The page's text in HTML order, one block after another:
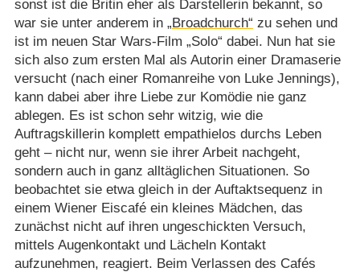
sonst ist die Britin eher als Darstellerin bekannt, so
war sie unter anderem in „Broadchurch“ zu sehen und
ist im neuen Star Wars-Film „Solo“ dabei. Nun hat sie
sich also zum ersten Mal als Autorin einer Dramaserie
versucht (nach einer Romanreihe von Luke Jennings),
kann dabei aber ihre Liebe zur Komödie nie ganz
ablegen. Es ist schon sehr witzig, wie die
Auftragskillerin komplett empathielos durchs Leben
geht – nicht nur, wenn sie ihrer Arbeit nachgeht,
sondern auch in ganz alltäglichen Situationen. So
beobachtet sie etwa gleich in der Auftaktsequenz in
einem Wiener Eiscafé ein kleines Mädchen, das
zunächst nicht auf ihren ungeschickten Versuch,
mittels Augenkontakt und Lächeln Kontakt
aufzunehmen, reagiert. Beim Verlassen des Cafés